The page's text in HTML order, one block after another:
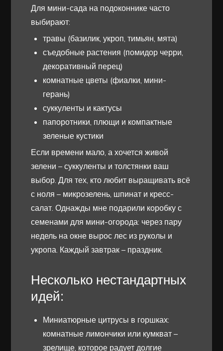
Для мини-сада на подоконнике часто
выбирают:
травы (базилик, укроп, тимьян, мята)
съедобные растения (помидор черри,
декоративный перец)
комнатные цветы (фиалки, мини-
герань)
суккуленты и кактусы
папоротники, плющи и компактные
зеленые кустики
Если времени мало, а хочется живой
зелени – суккуленты и толстянки ваш
выбор. Для тех, кто любит выращивать всё
с ноля – микрозелень, шпинат и кресс-
салат. Однажды мне подарили коробку с
семенами для мини-огорода: через пару
недель на окне вырос лес из руколы и
укропа. Каждый завтрак – праздник.
Несколько нестандартных
идей:
Миниатюрные цитрусы в горшках:
комнатные лимончики или кумкват –
зрелище, которое радует долгие